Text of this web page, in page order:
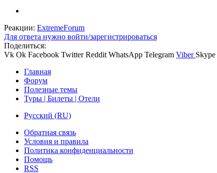
Реакции: ExtremeForum
Для ответа нужно войти/зарегистрироваться
Поделиться:
Vk Ok Facebook Twitter Reddit WhatsApp Telegram Viber Skype
Главная
Форум
Полезные темы
Туры | Билеты | Отели
Русский (RU)
Обратная связь
Условия и правила
Политика конфиденциальности
Помощь
RSS